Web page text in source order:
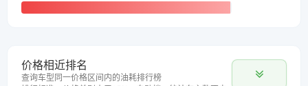
价格相近排名
查询车型同一价格区间内的油耗排行榜